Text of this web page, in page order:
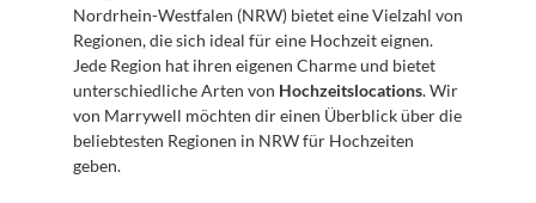
Nordrhein-Westfalen (NRW) bietet eine Vielzahl von
Regionen, die sich ideal für eine Hochzeit eignen.
Jede Region hat ihren eigenen Charme und bietet
unterschiedliche Arten von Hochzeitslocations. Wir
von Marrywell möchten dir einen Überblick über die
beliebtesten Regionen in NRW für Hochzeiten
geben.